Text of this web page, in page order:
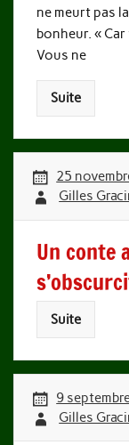
ne meurt pas
bonheur. «
Vous ne
Suite
25
Gilles
Un conte
Suite
9
Gilles